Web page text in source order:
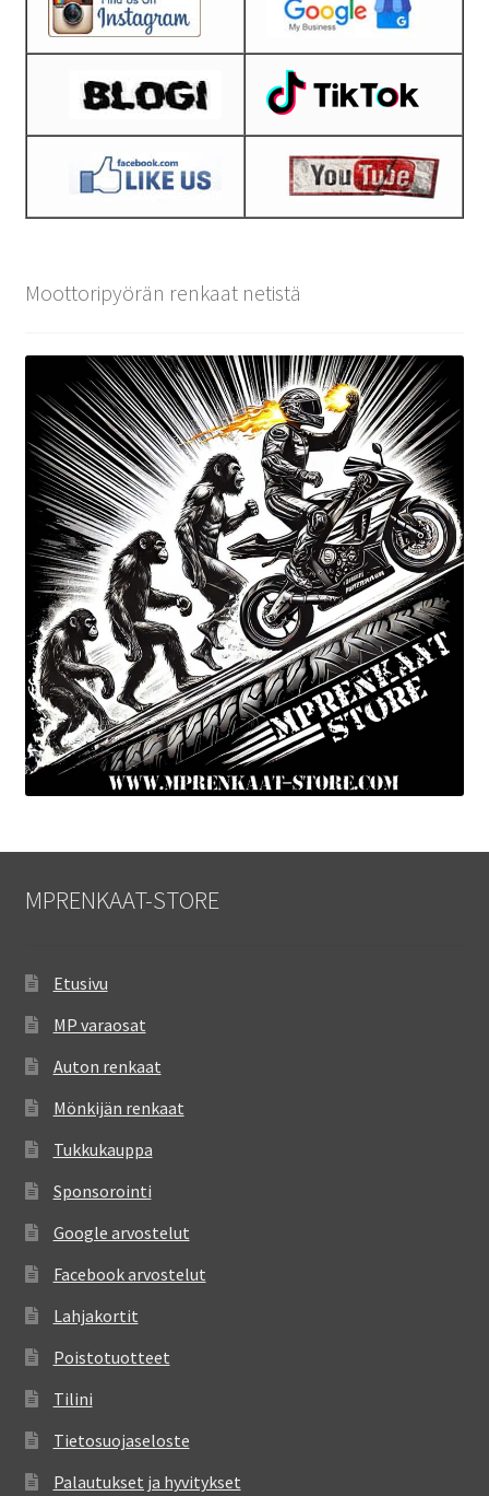
Moottoripyörän renkaat netistä
MPRENKAAT-STORE
Etusivu
MP varaosat
Auton renkaat
Mönkijän renkaat
Tukkukauppa
Sponsorointi
Google arvostelut
Facebook arvostelut
Lahjakortit
Poistotuotteet
Tilini
Tietosuojaseloste
Palautukset ja hyvitykset